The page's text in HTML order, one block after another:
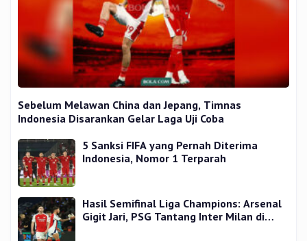
Sebelum Melawan China dan Jepang, Timnas
Indonesia Disarankan Gelar Laga Uji Coba
5 Sanksi FIFA yang Pernah Diterima
Indonesia, Nomor 1 Terparah
Hasil Semifinal Liga Champions: Arsenal
Gigit Jari, PSG Tantang Inter Milan di